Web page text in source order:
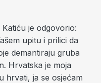
je odgovorio:
upitu i prilici da
demantiraju gruba
Hrvatska je moja
hrvati, ja se osjećam